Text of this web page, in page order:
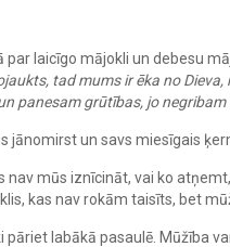
laicīgo mājokli un debesu
tad mums ir ēka no
panesam grūtības, jo
jānomirst un savs miesīgais
mūs iznīcināt, vai ko
kas nav rokām taisīts, bet
labākā pasaulē. Mūžība